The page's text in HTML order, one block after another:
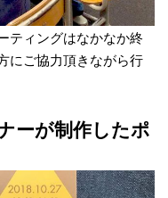
ティングはなかなか終
にご協力頂きながら行
ーが制作したポ